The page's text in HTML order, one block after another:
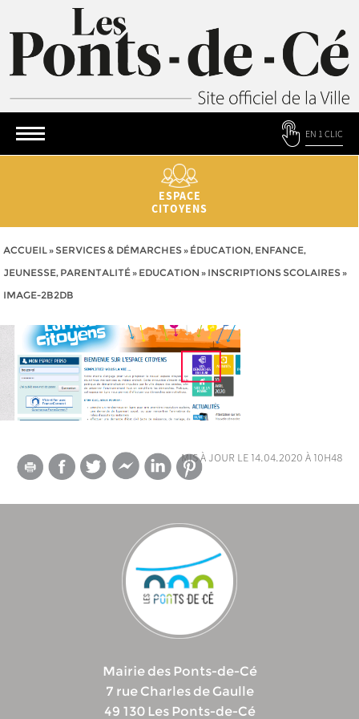
EN 1 CLIC
ESPACE
CITOYENS
ACCUEIL» SERVICES & DÉMARCHES» ÉDUCATION, ENFANCE,
JEUNESSE, PARENTALITÉ» EDUCATION » INSCRIPTIONS SCOLAIRES»
IMAGE-2B2DB
mis à jour le 14.04.2020 à 10h48
Mairie des Ponts-de-Cé
7 rue Charles de Gaulle
49 130 Les Ponts-de-Cé